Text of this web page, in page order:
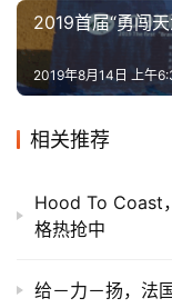
2019首届“勇闯
2019年8月14日 上午
相关推荐
Hood To Coast
格热抢中
给－力－扬，法